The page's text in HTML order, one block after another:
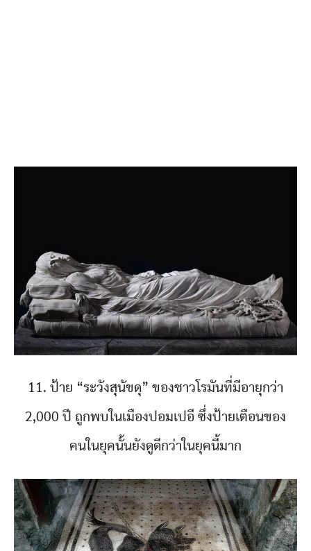
11. ป้าย “ระวังสุนัขดุ” ของชาวโรมันที่มีอายุกว่า
2,000 ปี ถูกพบในเมืองปอมเปอี ซึ่งป้ายเตือนของ
คนในยุคนั้นยังดูดีกว่าในยุคนี้มาก